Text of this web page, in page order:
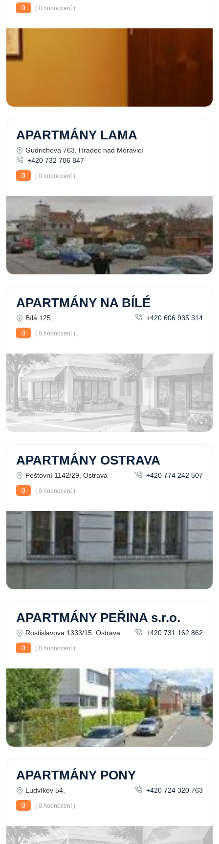
0 ( 0 hodnocení )
APARTMÁNY LAMA
Gudrichova 763, Hradec nad Moravicí
+420 732 706 847
0
( 0 hodnocení )
APARTMÁNY NA BÍLÉ
Bílá 125,
+420 606 935 314
0
( 0 hodnocení )
APARTMÁNY OSTRAVA
Poštovní 1142/29, Ostrava
+420 774 242 507
0
( 0 hodnocení )
APARTMÁNY PEŘINA s.r.o.
Rostislavova 1333/15, Ostrava
+420 731 162 862
0
( 0 hodnocení )
APARTMÁNY PONY
Ludvíkov 54,
+420 724 320 763
0
( 0 hodnocení )